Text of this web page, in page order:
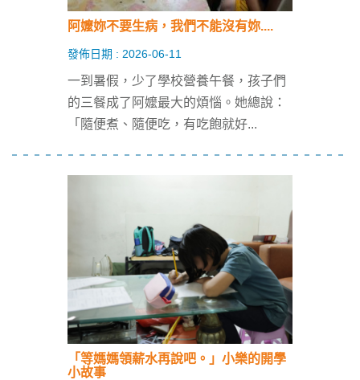
阿嬤妳不要生病，我們不能沒有妳....
發佈日期 : 2026-06-11
一到暑假，少了學校營養午餐，孩子們
的三餐成了阿嬤最大的煩惱。她總說：
「隨便煮、隨便吃，有吃飽就好...
「等媽媽領薪水再說吧。」小樂的開學
小故事